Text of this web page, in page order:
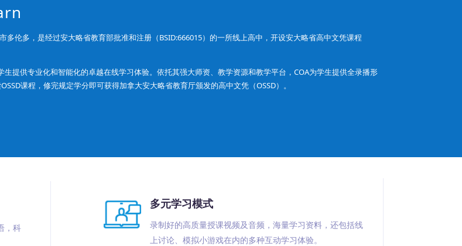
伦多，是经过安大略省教育部批准和注册（BSID:666015）的一所线上高中，开设安大略省高中文凭课程
提供专业化和智能化的卓越在线学习体验。依托其强大师资、教学资源和教学平台，COA为学生提供全录播形
课程，修完规定学分即可获得加拿大安大略省教育厅颁发的高中文凭（OSSD）。
，科
多元学习模式
录制好的高质量授课视频及音频，海量学习资料，还包括线
上讨论、模拟小游戏在内的多种互动学习体验。